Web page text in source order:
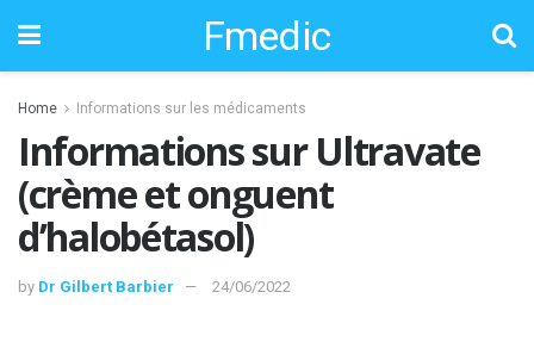
Fmedic
Home Informations sur les médicaments
Informations sur Ultravate
(crème et onguent
d’halobétasol)
by Dr Gilbert Barbier 24/06/2022